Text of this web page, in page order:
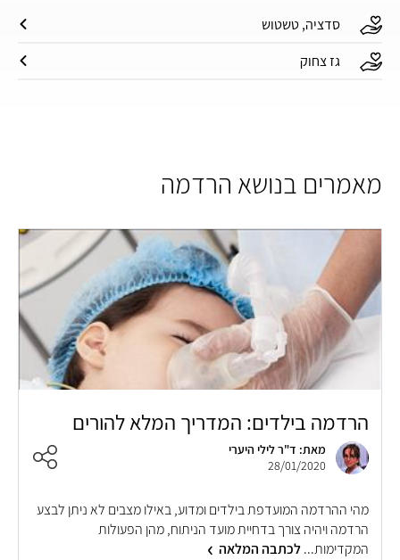
סדציה, טשטוש
גז צחוק
מאמרים בנושא הרדמה
הרדמה בילדים: המדריך המלא להורים
מאת: ד"ר לילי היערי
28/01/2020
מהי ההרדמה המועדפת בילדים ומדוע, באילו מצבים לא ניתן לבצע
הרדמה ויהיה צורך בדחיית מועד הניתוח, מהן הפעולות
המקדימות...לכתבה המלאה